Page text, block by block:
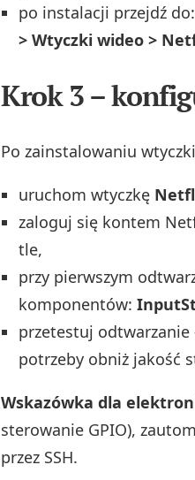
po instalacji przejdź do:
> Wtyczki wideo >
Krok 3 –
Po zainstalowaniu
uruchom wtyczkę
zaloguj się kontem
tle,
przy pierwszym
komponentów:
przetestuj odtwarzanie
potrzeby obniż jakość
Wskazówka dla
sterowanie GPIO),
przez SSH.